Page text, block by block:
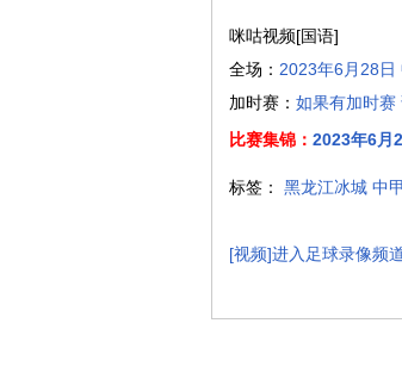
咪咕视频[国语]
全场： 2023年6月28日
加时赛： 如果有加时赛
比赛集锦： 2023年6月
标签： 黑龙江冰城 中甲
[视频]进入足球录像频